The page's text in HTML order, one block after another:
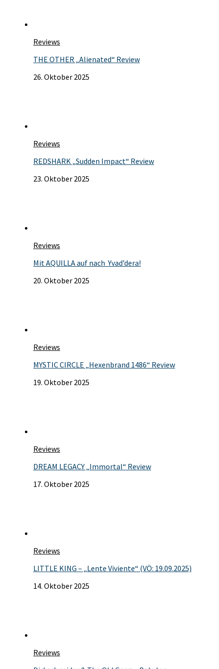
Reviews
THE OTHER „Alienated“ Review
26. Oktober 2025
Reviews
REDSHARK „Sudden Impact“ Review
23. Oktober 2025
Reviews
Mit AQUILLA auf nach Yvad’dera!
20. Oktober 2025
Reviews
MYSTIC CIRCLE „Hexenbrand 1486“ Review
19. Oktober 2025
Reviews
DREAM LEGACY „Immortal“ Review
17. Oktober 2025
Reviews
LITTLE KING – „Lente Viviente“ (VÖ: 19.09.2025)
14. Oktober 2025
Reviews